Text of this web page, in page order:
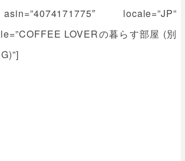
locale=”JP”
LOVERの暮らす部屋 (別